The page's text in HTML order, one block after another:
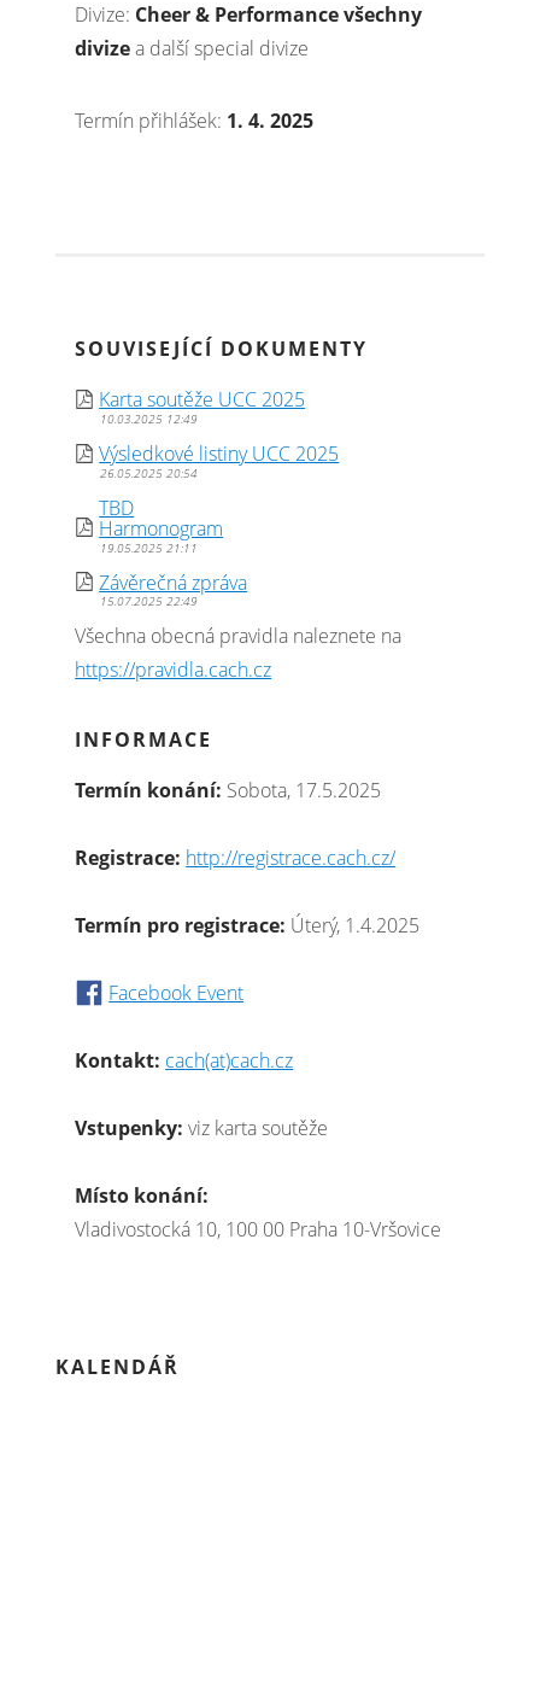
Divize: Cheer & Performance všechny
divizea další special divize
Termín přihlášek: 1. 4. 2025
SOUVISEJÍCÍ DOKUMENTY
Karta soutěže UCC 2025
10.03.2025 12:49
Výsledkové listiny UCC 2025
26.05.2025 20:54
TBD
Harmonogram
19.05.2025 21:11
Závěrečná zpráva
15.07.2025 22:49
Všechna obecná pravidla naleznete na
https://pravidla.cach.cz
INFORMACE
Termín konání: Sobota, 17.5.2025
Registrace: http://registrace.cach.cz/
Termín pro registrace: Úterý, 1.4.2025
Facebook Event
Kontakt: cach(at)cach.cz
Vstupenky: viz karta soutěže
Místo konání:
Vladivostocká 10, 100 00 Praha 10-Vršovice
KALENDÁŘ